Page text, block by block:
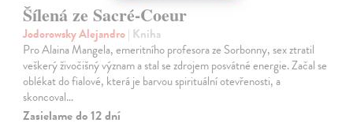
Šílená ze Sacré-Coeur
Jodorowsky Alejandro| Kniha
Pro Alaina Mangela, emeritního profesora ze Sorbonny, sex ztratil
veškerý živočišný význam a stal se zdrojem posvátné energie. Začal se
oblékat do fialové, která je barvou spirituální otevřenosti, a
skoncoval…
Zasielame do 12 dní